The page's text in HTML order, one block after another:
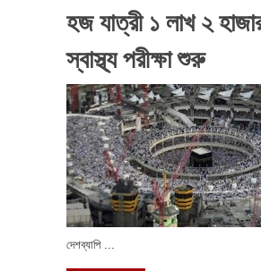
হজ যাত্রী ১ লাখ ২
স্বাস্থ্য পরীক্ষা শুরু
দেশব্যাপি ...